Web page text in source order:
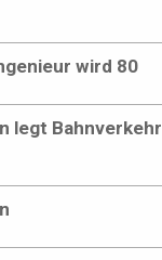
wird 80
legt Bahnverkehr